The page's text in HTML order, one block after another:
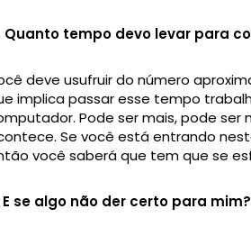
Quanto tempo devo levar para
deve usufruir do número
implica passar esse tempo
Pode ser mais, pode
Se você está entrando
você saberá que tem que se
E se algo não der certo para mim?